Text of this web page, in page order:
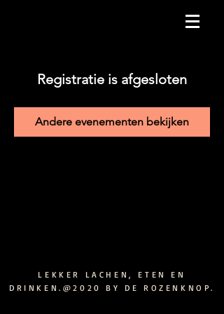
Registratie is afgesloten
Andere evenementen bekijken
LEKKER LACHEN, ETEN EN
DRINKEN.@2020 BY DE ROZENKNOP.